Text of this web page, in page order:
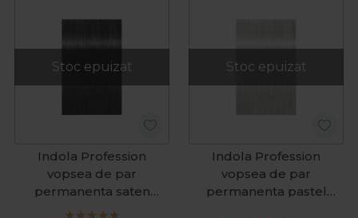
Stoc epuizat
Indola Profession
vopsea de par
permanenta saten
deschis auriu mahon
Stoc epuizat
Indola Profession
vopsea de par
permanenta pastel